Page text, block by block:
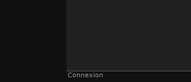
Connexion